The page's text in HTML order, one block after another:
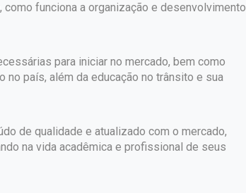
funciona a organização e desenvolvimento
para iniciar no mercado, bem como
país, além da educação no trânsito e sua
de qualidade e atualizado com o mercado,
na vida acadêmica e profissional de seus